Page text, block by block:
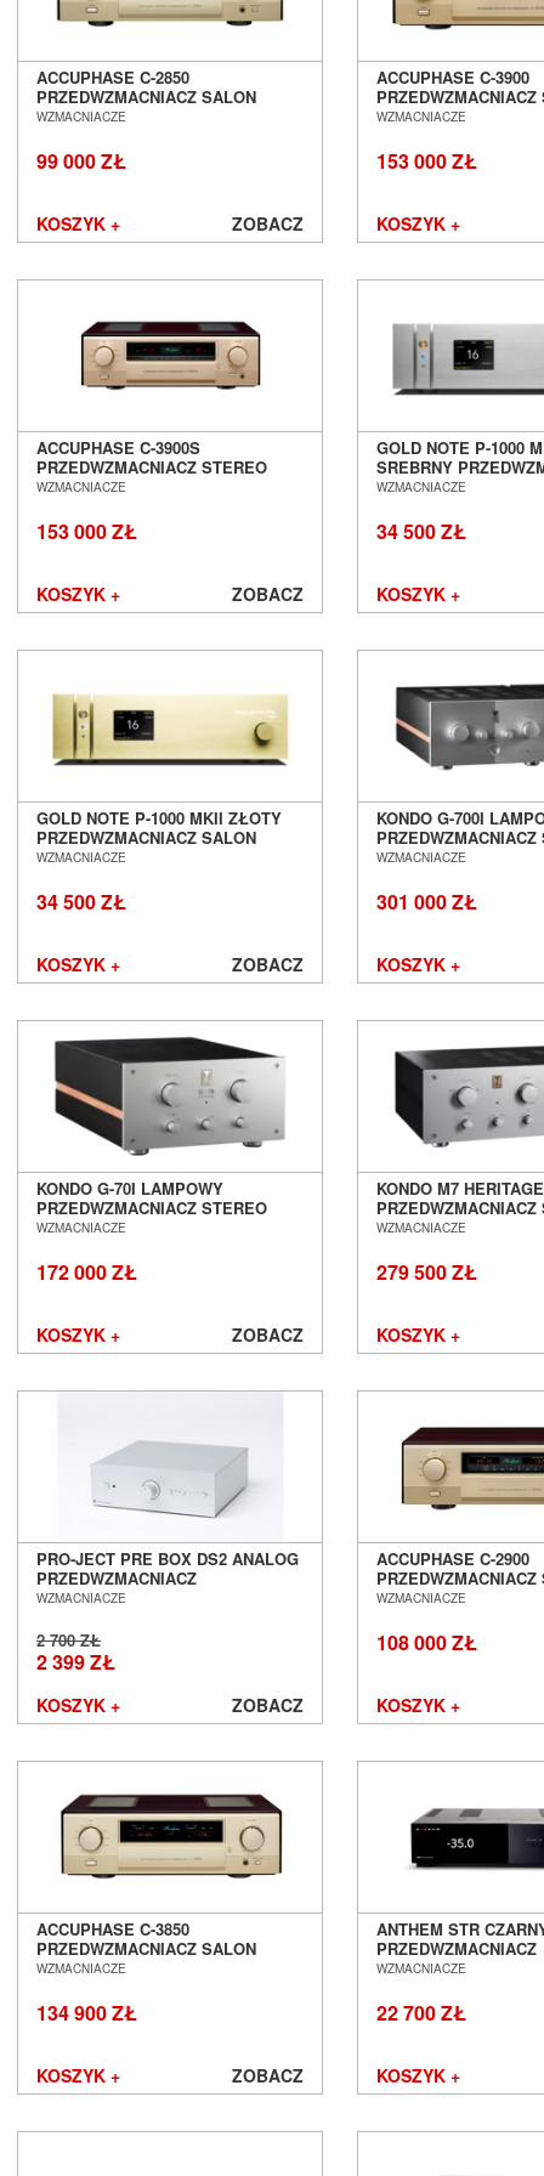
ACCUPHASE C-2850
PRZEDWZMACNIACZ SALON
POZNAŃ WROCŁAW
WZMACNIACZE
99 000 ZŁ
KOSZYK + ZOBACZ
ACCUPHASE C-3900
PRZEDWZMACNIACZ
SALON POZNAŃ
WZMACNIACZE
153 000 ZŁ
KOSZYK +
ACCUPHASE C-3900S
PRZEDWZMACNIACZ STEREO
SALON POZNAŃ WROCŁAW
WZMACNIACZE
153 000 ZŁ
KOSZYK + ZOBACZ
GOLD NOTE P-1000
SREBRNY
SALON POZNAŃ
WZMACNIACZE
34 500 ZŁ
KOSZYK +
GOLD NOTE P-1000 MKII ZŁOTY
PRZEDWZMACNIACZ SALON
POZNAŃ WROCŁAW
WZMACNIACZE
34 500 ZŁ
KOSZYK + ZOBACZ
KONDO G-700I
PRZEDWZMACNIACZ
SALON POZNAŃ
WZMACNIACZE
301 000 ZŁ
KOSZYK +
KONDO G-70I LAMPOWY
PRZEDWZMACNIACZ STEREO
SALON POZNAŃ WROCŁAW
WZMACNIACZE
172 000 ZŁ
KOSZYK + ZOBACZ
KONDO M7
PRZEDWZMACNIACZ
SALON POZNAŃ
WZMACNIACZE
279 500 ZŁ
KOSZYK +
PRO-JECT PRE BOX DS2 ANALOG
PRZEDWZMACNIACZ
STEREOFONICZNY SALON
WZMACNIACZE
2 700 ZŁ
2 399 ZŁ
KOSZYK + ZOBACZ
ACCUPHASE C-2900
PRZEDWZMACNIACZ
SALON POZNAŃ
WZMACNIACZE
108 000 ZŁ
KOSZYK +
ACCUPHASE C-3850
PRZEDWZMACNIACZ SALON
POZNAŃ WROCŁAW
WZMACNIACZE
134 900 ZŁ
KOSZYK + ZOBACZ
ANTHEM STR
PRZEDWZMACNIACZ
STEREOFONICZNY
WZMACNIACZE
22 700 ZŁ
KOSZYK +